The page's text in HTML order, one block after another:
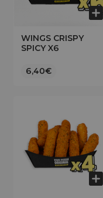
WINGS CRISPY
SPICY X6
6,40€